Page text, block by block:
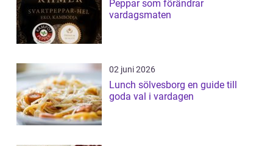
Peppar som förändrar
vardagsmaten
02 juni 2026
Lunch sölvesborg en guide till
goda val i vardagen